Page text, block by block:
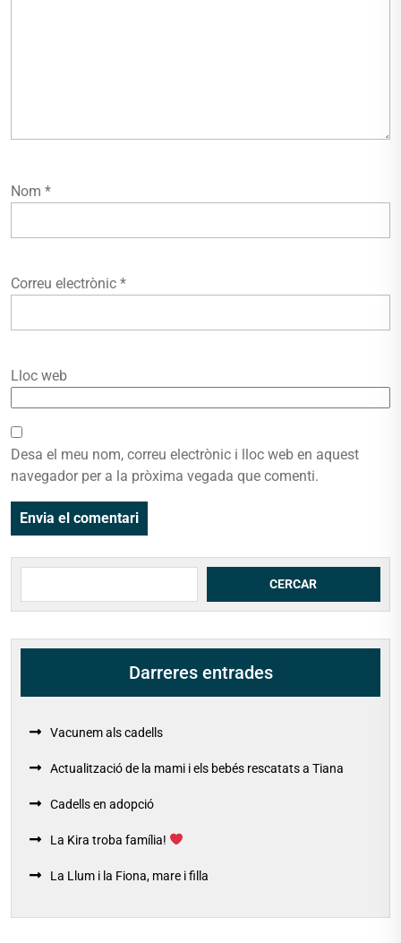
Nom *
Correu electrònic *
Lloc web
Desa el meu nom, correu electrònic i lloc web en aquest
navegador per a la pròxima vegada que comenti.
CERCAR
Darreres entrades
Vacunem als cadells
Actualització de la mami i els bebés rescatats a Tiana
Cadells en adopció
La Kira troba família!
La Llum i la Fiona, mare i filla